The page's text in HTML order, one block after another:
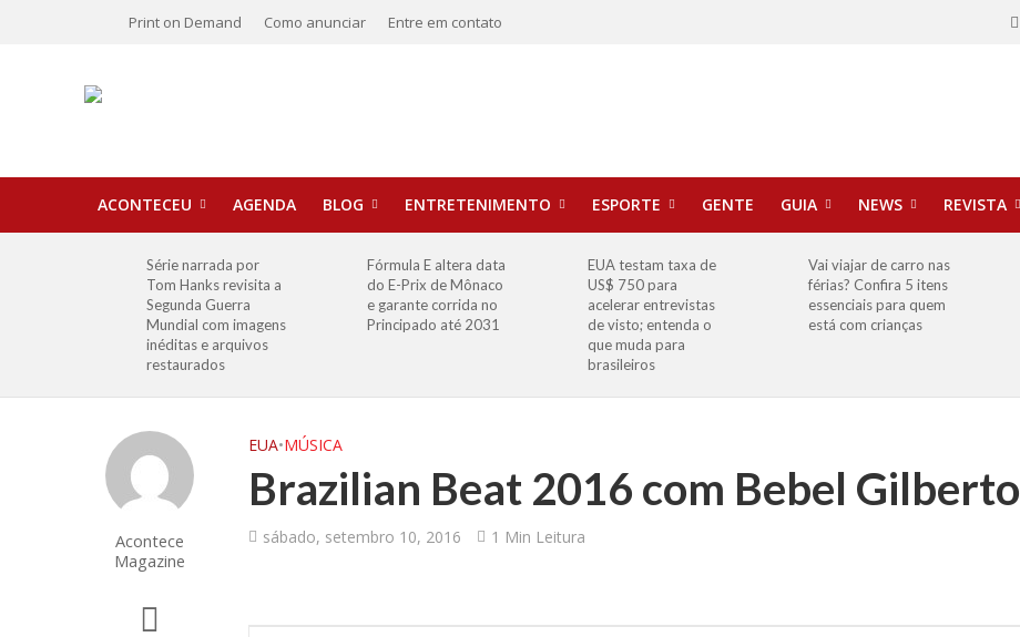
Print on Demand Como anunciar Entre em contato
ACONTECEU AGENDA BLOG ENTRETENIMENTO ESPORTE GENTE GUIA NEWS REVISTA
Série narrada por
Tom Hanks revisita a
Segunda Guerra
Mundial com imagens
inéditas e arquivos
restaurados
Fórmula E altera data
do E-Prix de Mônaco
e garante corrida no
Principado até 2031
EUA testam taxa de
US$ 750 para
acelerar entrevistas
de visto; entenda o
que muda para
brasileiros
Vai viajar de carro nas
férias? Confira 5 itens
essenciais para quem
está com crianças
Acontece
Magazine
EUA•MÚSICA
Brazilian Beat 2016 com Bebel Gilberto
sábado, setembro 10, 2016 1 Min Leitura